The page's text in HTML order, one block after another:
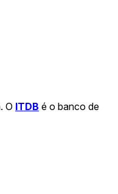
O ITDB é o banco de